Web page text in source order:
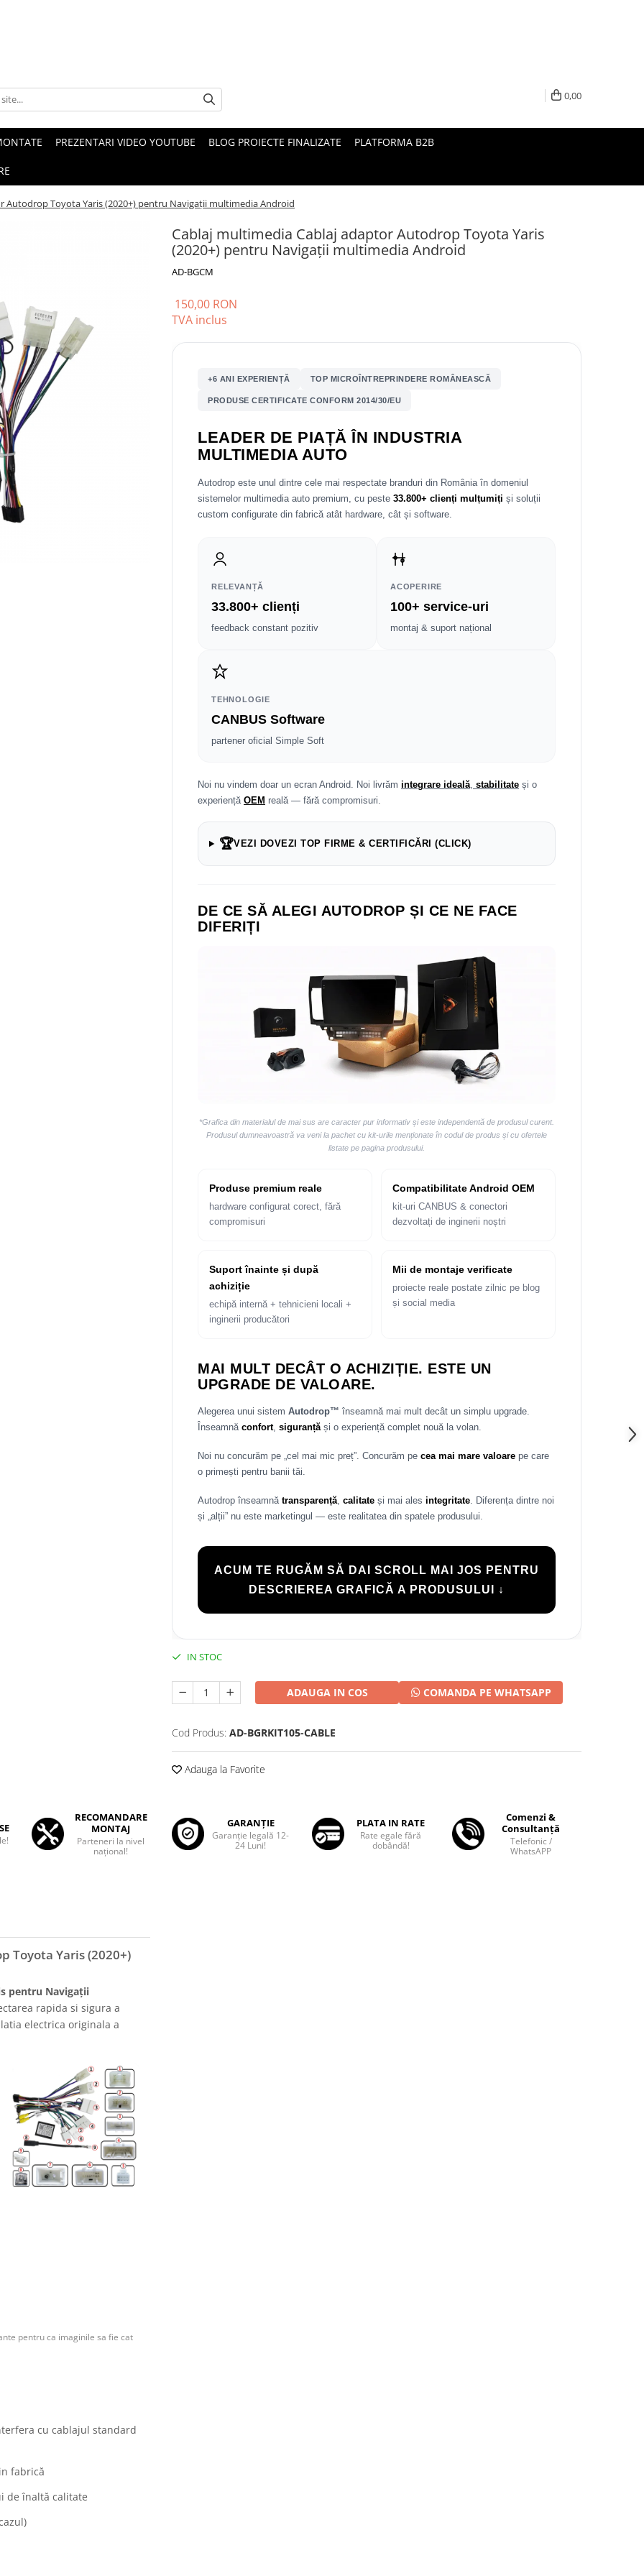
0,00
PREZENTARI VIDEO YOUTUBE BLOG PROIECTE FINALIZATE PLATFORMA B2B
Autodrop Toyota Yaris (2020+) pentru Navigații multimedia Android
Cablaj multimedia Cablaj adaptor Autodrop Toyota Yaris
(2020+) pentru Navigații multimedia Android
AD-BGCM
150,00 RON
TVA inclus
+6 ANI EXPERIENȚĂ TOP MICROÎNTREPRINDERE ROMÂNEASCĂ
PRODUSE CERTIFICATE CONFORM 2014/30/EU
LEADER DE PIAȚĂ ÎN INDUSTRIA
MULTIMEDIA AUTO
Autodrop este unul dintre cele mai respectate branduri din România în domeniul
sistemelor multimedia auto premium, cu peste 33.800+ clienți mulțumiți și soluții
custom configurate din fabrică atât hardware, cât și software.
RELEVANȚĂ
33.800+ clienți
feedback constant pozitiv
ACOPERIRE
100+ service-uri
montaj & suport național
TEHNOLOGIE
CANBUS Software
partener oficial Simple Soft
Noi nu vindem doar un ecran Android. Noi livrăm integrare ideală, stabilitate și o
experiență OEM reală — fără compromisuri.
🏆VEZI DOVEZI TOP FIRME & CERTIFICĂRI (CLICK)
DE CE SĂ ALEGI AUTODROP ȘI CE NE FACE
DIFERIȚI
*Grafica din materialul de mai sus are caracter pur informativ și este independentă de produsul curent.
Produsul dumneavoastră va veni la pachet cu kit-urile menționate în codul de produs și cu ofertele
listate pe pagina produsului.
Produse premium reale
hardware configurat corect, fără
compromisuri
Compatibilitate Android OEM
kit-uri CANBUS & conectori
dezvoltați de inginerii noștri
Suport înainte și după
achiziție
echipă internă + tehnicieni locali +
inginerii producători
Mii de montaje verificate
proiecte reale postate zilnic pe blog
și social media
MAI MULT DECÂT O ACHIZIȚIE. ESTE UN
UPGRADE DE VALOARE.
Alegerea unui sistem Autodrop™ înseamnă mai mult decât un simplu upgrade.
Înseamnă confort, siguranțăși o experiență complet nouă la volan.
Noi nu concurăm pe „cel mai mic preț”. Concurăm pe cea mai mare valoare pe care
o primești pentru banii tăi.
Autodrop înseamnă transparență, calitate și mai ales integritate. Diferența dintre noi
și „alții” nu este marketingul — este realitatea din spatele produsului.
ACUM TE RUGĂM SĂ DAI SCROLL MAI JOS PENTRU
DESCRIEREA GRAFICĂ A PRODUSULUI ↓
IN STOC
ADAUGA IN COS COMANDA PE WHATSAPP
Cod Produs: AD-BGRKIT105-CABLE
Adauga la Favorite
RECOMANDARE
MONTAJ
Parteneri la nivel
național!
GARANȚIE
Garanţie legală 12-
24 Luni!
PLATA IN RATE
Rate egale fără
dobândă!
Comenzi &
Consultanță
Telefonic /
WhatsAPP
Toyota Yaris (2020+)
pentru Navigații
rapida si sigura a
electrica originala a
pentru ca imaginile sa fie cat
cu cablajul standard
fabrică
de înaltă calitate